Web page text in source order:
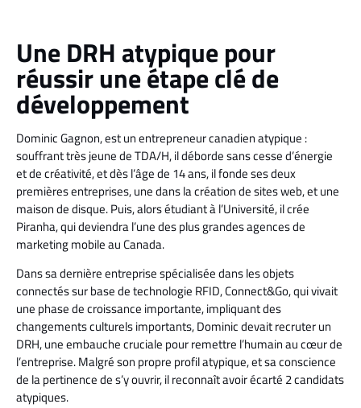
Une DRH atypique pour
réussir une étape clé de
développement
Dominic Gagnon, est un entrepreneur canadien atypique :
souffrant très jeune de TDA/H, il déborde sans cesse d’énergie
et de créativité, et dès l’âge de 14 ans, il fonde ses deux
premières entreprises, une dans la création de sites web, et une
maison de disque. Puis, alors étudiant à l’Université, il crée
Piranha, qui deviendra l’une des plus grandes agences de
marketing mobile au Canada.
Dans sa dernière entreprise spécialisée dans les objets
connectés sur base de technologie RFID, Connect&Go, qui vivait
une phase de croissance importante, impliquant des
changements culturels importants, Dominic devait recruter un
DRH, une embauche cruciale pour remettre l’humain au cœur de
l’entreprise. Malgré son propre profil atypique, et sa conscience
de la pertinence de s’y ouvrir, il reconnaît avoir écarté 2 candidats
atypiques.